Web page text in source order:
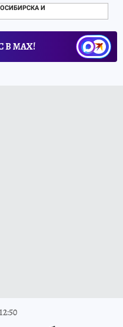
И
В МАХ!